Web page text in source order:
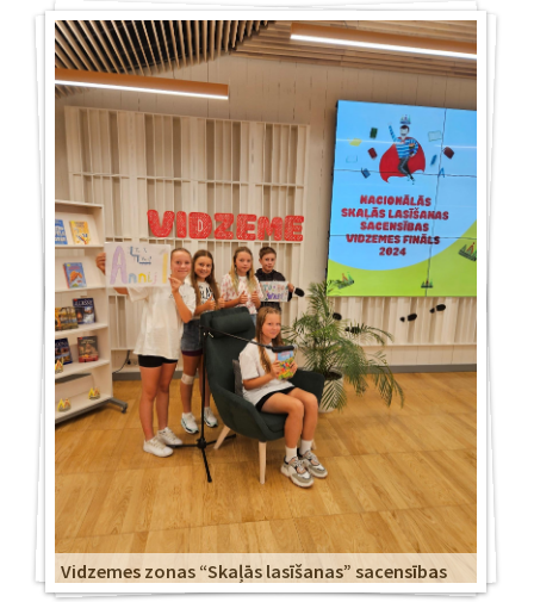
Vidzemes zonas “Skaļās lasīšanas” sacensības